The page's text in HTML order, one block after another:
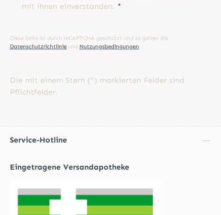
mit ihnen einverstanden. *
Diese Seite ist durch reCAPTCHA geschützt und es gelten die
Datenschutzrichtlinie und Nutzungsbedingungen.
Die mit einem Stern (*) markierten Felder sind
Pflichtfelder.
Service-Hotline
Eingetragene Versandapotheke